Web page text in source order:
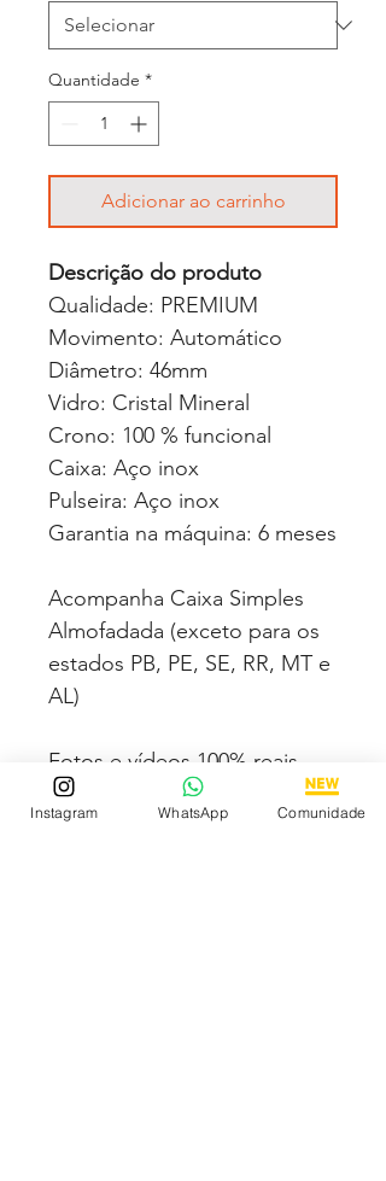
Quantidade *
Adicionar ao carrinho
Descrição do produto
Qualidade: PREMIUM
Movimento: Automático
Diâmetro: 46mm
Vidro: Cristal Mineral
Crono: 100 % funcional
Caixa: Aço inox
Pulseira: Aço inox
Garantia na máquina: 6 meses
Acompanha Caixa Simples
Almofadada (exceto para os
estados PB, PE, SE, RR, MT e
AL)
Fotos e vídeos 100% reais
dos modelos a venda
Instagram WhatsApp Comunidade